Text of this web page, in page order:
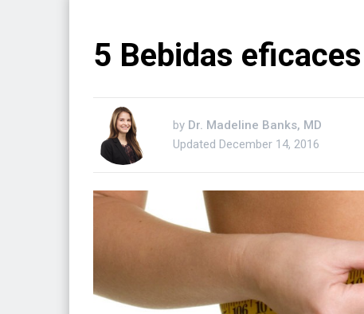
5 Bebidas
by Dr. Madeline Banks, MD
Updated December 14, 2016